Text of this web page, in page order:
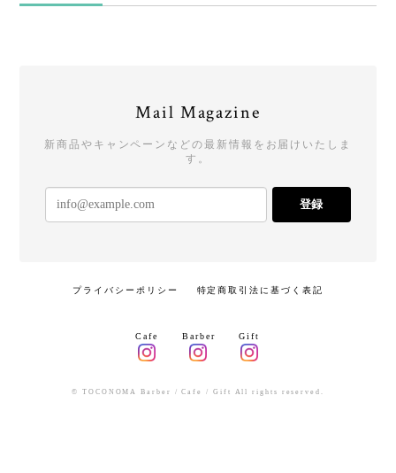
Mail Magazine
新商品やキャンペーンなどの最新情報をお届けいたしま
す。
登録
プライバシーポリシー 特定商取引法に基づく表記
Cafe Barber Gift
© TOCONOMA Barber / Cafe / Gift All rights reserved.